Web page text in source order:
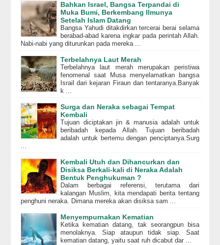
Bahkan Israel, Bangsa Terpandai di
Muka Bumi, Berkembang Ilmunya
Setelah Islam Datang
Bangsa Yahudi ditakdirkan tercerai berai selama
berabad-abad karena ingkar pada perintah Allah.
Nabi-nabi yang diturunkan pada mereka ...
Terbelahnya Laut Merah
Terbelahnya laut merah merupakan peristiwa
fenomenal saat Musa menyelamatkan bangsa
Israil dari kejaran Firaun dan tentaranya.Banyak
k ...
Surga dan Neraka sebagai Tempat
Kembali
Tujuan diciptakan jin & manusia adalah untuk
beribadah kepada Allah. Tujuan beribadah
adalah untuk bertemu dengan penciptanya.Surg
...
Kembali Utuh dan Dihancurkan dan
Disiksa Berkali-kali di Neraka Adalah
Bentuk Penghukuman ?
Dalam berbagai referensi, terutama dari
kalangan Muslim, kita mendapati berita tentang
penghuni neraka. Dimana mereka akan disiksa sam ...
Menyempurnakan Kematian
Ketika kematian datang, tak seorangpun bisa
menolaknya. Siap ataupun tidak siap. Saat
kematian datang, yaitu saat ruh dicabut dar ...